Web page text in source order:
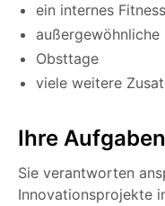
ein internes
außergewöhnliche
Obsttage
viele weitere
Ihre Aufgaben
Sie verantworten
Innovationsprojekte